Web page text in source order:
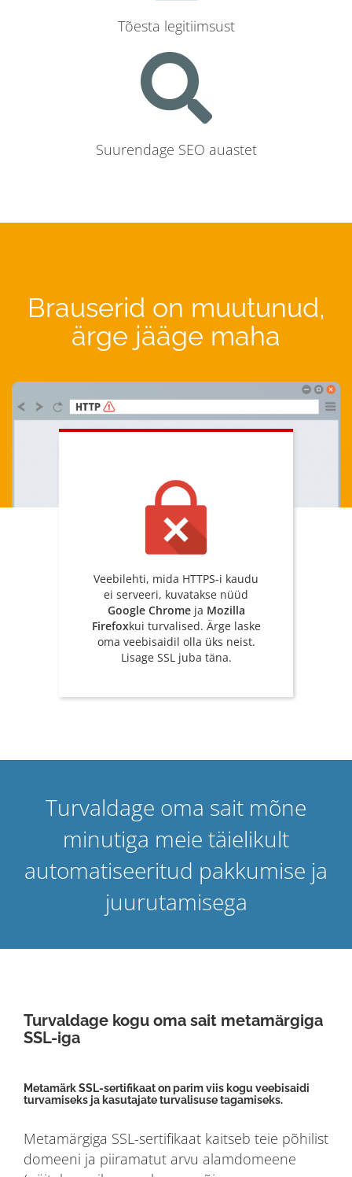
Tõesta legitiimsust
Suurendage SEO auastet
Brauserid on muutunud,
ärge jääge maha
Veebilehti, mida HTTPS-i kaudu
ei serveeri, kuvatakse nüüd
Google Chromeja Mozilla
Firefoxkui turvalised. Ärge laske
oma veebisaidil olla üks neist.
Lisage SSL juba täna.
Turvaldage oma sait mõne
minutiga meie täielikult
automatiseeritud pakkumise ja
juurutamisega
Turvaldage kogu oma sait metamärgiga
SSL-iga
Metamärk SSL-sertifikaat on parim viis kogu veebisaidi
turvamiseks ja kasutajate turvalisuse tagamiseks.
Metamärgiga SSL-sertifikaat kaitseb teie põhilist
domeeni ja piiramatut arvu alamdomeene